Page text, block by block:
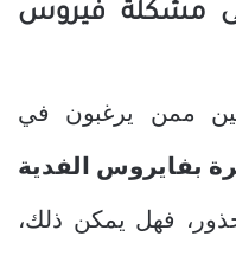
مشكلة فيروس
ممن يرغبون في
بفايروس الفدية
فهل يمكن ذلك،